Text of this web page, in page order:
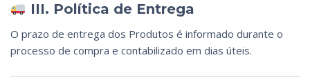
III. Política de Entrega
O prazo de entrega dos Produtos é informado durante o
processo de compra e contabilizado em dias úteis.